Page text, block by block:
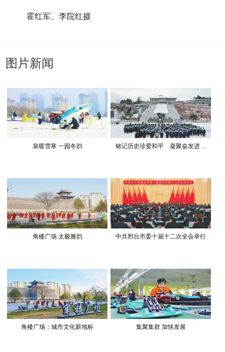
霍红军、李院红摄
图片新闻
泉暖雪寒 一园冬韵 铭记历史珍爱和平 凝聚奋发进 ...
角楼广场 太极雅韵 中共邢台市委十届十二次全会举行
角楼广场：城市文化新地标 集聚集群 加快发展